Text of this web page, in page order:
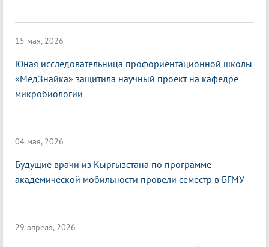
15 мая, 2026
Юная исследовательница профориентационной школы
«МедЗнайка» защитила научный проект на кафедре
микробиологии
04 мая, 2026
Будущие врачи из Кыргызстана по программе
академической мобильности провели семестр в БГМУ
29 апреля, 2026